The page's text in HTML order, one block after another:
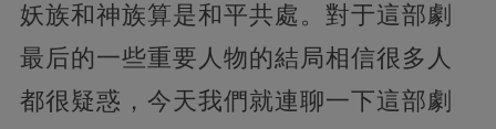
妖族和神族算是和平共處。對于這部劇
最后的一些重要人物的結局相信很多人
都很疑惑，今天我們就連聊一下這部劇